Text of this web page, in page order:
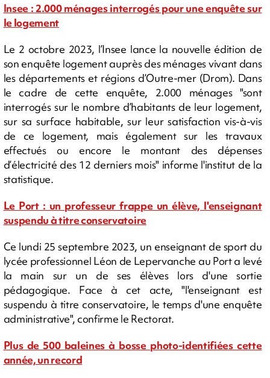
Insee : 2.000 ménages interrogés pour une enquête sur
le logement
Le 2 octobre 2023, l’Insee lance la nouvelle édition de
son enquête logement auprès des ménages vivant dans
les départements et régions d’Outre-mer (Drom). Dans
le cadre de cette enquête, 2.000 ménages "sont
interrogés sur le nombre d’habitants de leur logement,
sur sa surface habitable, sur leur satisfaction vis-à-vis
de ce logement, mais également sur les travaux
effectués ou encore le montant des dépenses
d’électricité des 12 derniers mois" informe l'institut de la
statistique.
Le Port : un professeur frappe un élève, l'enseignant
suspendu à titre conservatoire
Ce lundi 25 septembre 2023, un enseignant de sport du
lycée professionnel Léon de Lepervanche au Port a levé
la main sur un de ses élèves lors d'une sortie
pédagogique. Face à cet acte, "l'enseignant est
suspendu à titre conservatoire, le temps d'une enquête
administrative", confirme le Rectorat.
Plus de 500 baleines à bosse photo-identifiées cette
année, un record